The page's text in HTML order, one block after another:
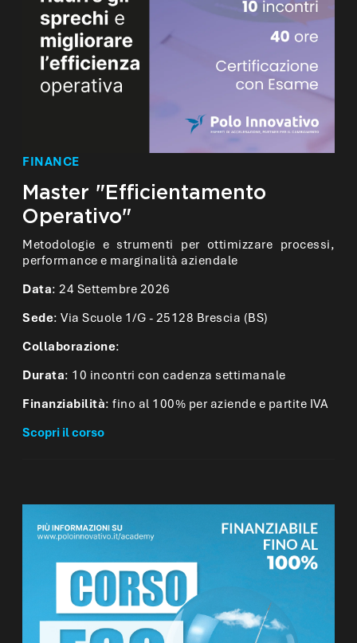
FINANCE
Master "Efficientamento
Operativo"
Metodologie e strumenti per ottimizzare processi,
performance e marginalità aziendale
Data: 24 Settembre 2026
Sede: Via Scuole 1/G - 25128 Brescia (BS)
Collaborazione:
Durata: 10 incontri con cadenza settimanale
Finanziabilità: fino al 100% per aziende e partite IVA
Scopri il corso